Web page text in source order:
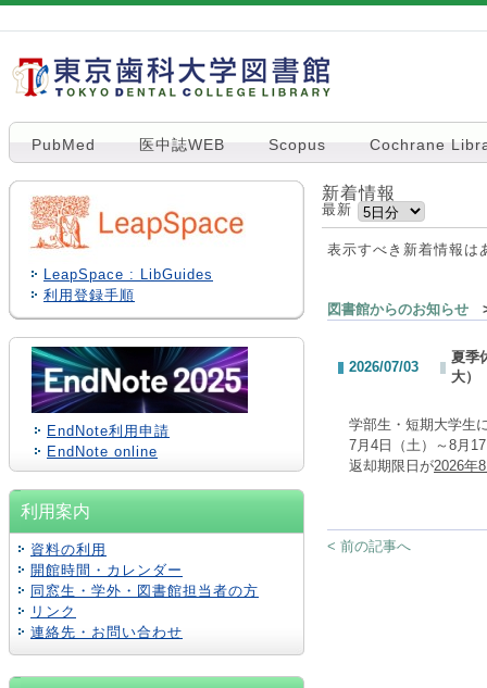
PubMed 医中誌WEB Scopus Cochrane
LeapSpace : LibGuides
利用登録手順
EndNote利用申請
EndNote online
利用案内
資料の利用
開館時間・カレンダー
同窓生・学外・図書館担当者の方
リンク
連絡先・お問い合わせ
新着情報
最新
表示すべき新着情報は
図書館からのお知らせ
2026/07/03
夏季
大）
学部生・短期大学生
7月4日（土）～8月
返却期限日が2026年
< 前の記事へ